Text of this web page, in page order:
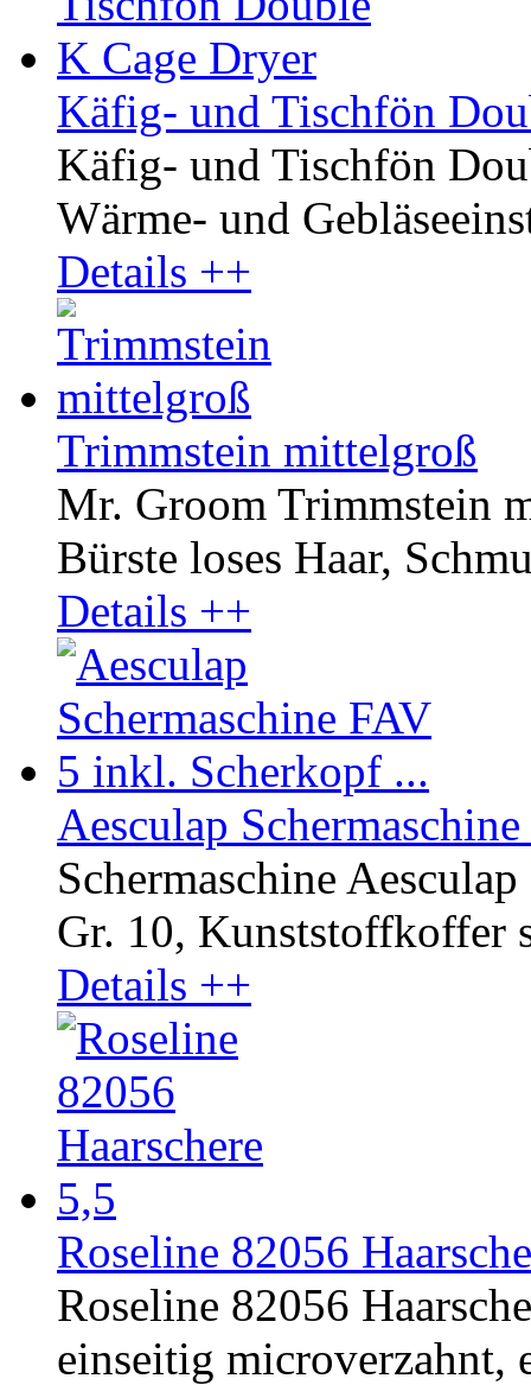
Käfig- und Tischfön
Käfig- und Tischfön
Wärme- und
Details ++
Trimmstein mittelgroß
Mr. Groom Trimmstein
Bürste loses Haar,
Details ++
Aesculap
Schermaschine
Gr. 10, Kunststoffkoffer
Details ++
Roseline 82056
Roseline 82056
einseitig microverzahnt,